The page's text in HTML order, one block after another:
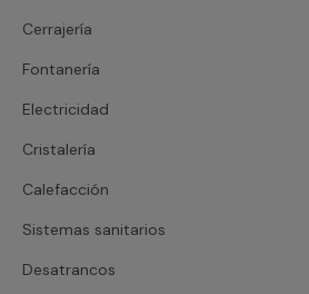
Cerrajería
Fontanería
Electricidad
Cristalería
Calefacción
Sistemas sanitarios
Desatrancos